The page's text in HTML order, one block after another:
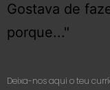
Gostava de
porque..."
Deixa-nos aqui o teu